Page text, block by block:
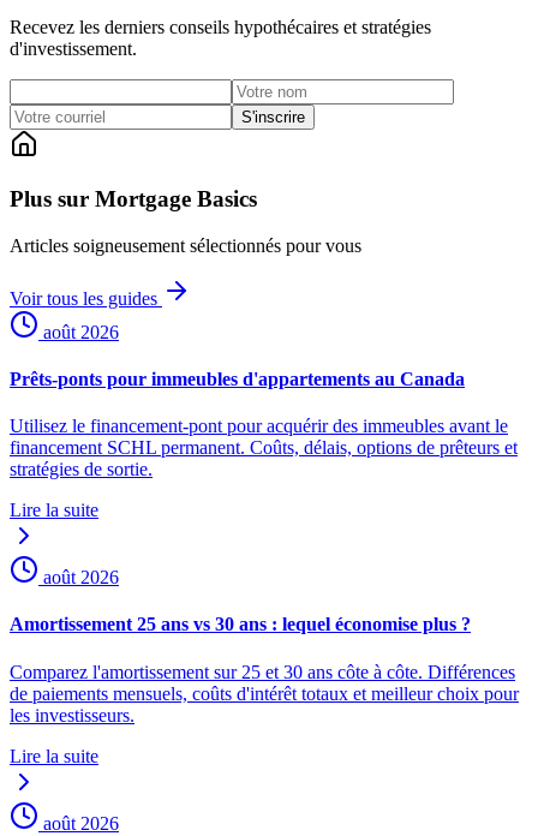
Recevez les derniers conseils hypothécaires et stratégies
d'investissement.
S'inscrire
Plus sur Mortgage Basics
Articles soigneusement sélectionnés pour vous
Voir tous les guides
août 2026
Prêts-ponts pour immeubles d'appartements au Canada
Utilisez le financement-pont pour acquérir des immeubles avant le
financement SCHL permanent. Coûts, délais, options de prêteurs et
stratégies de sortie.
Lire la suite
août 2026
Amortissement 25 ans vs 30 ans : lequel économise plus ?
Comparez l'amortissement sur 25 et 30 ans côte à côte. Différences
de paiements mensuels, coûts d'intérêt totaux et meilleur choix pour
les investisseurs.
Lire la suite
août 2026